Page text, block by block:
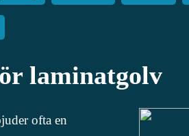
laminatgolv
ofta en